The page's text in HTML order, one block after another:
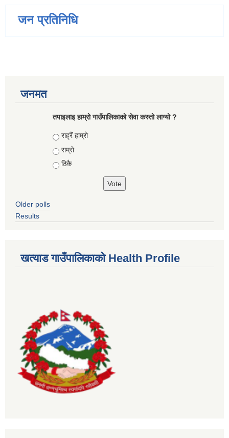
जन प्रतिनिधि
जनमत
तपाइलाइ हाम्राे गाउँपालिकाकाे सेवा कस्ताे लाग्याे ?
Choices
राह्रैं हाम्राे
राम्राे
ठिकै
Older polls
Results
खत्याड गाउँपालिकाकाे Health Profile